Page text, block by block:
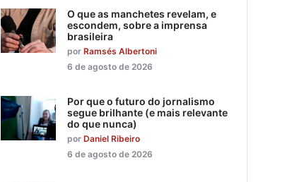
O que as manchetes revelam, e
escondem, sobre a imprensa
brasileira
por Ramsés Albertoni
6 de agosto de 2026
Por que o futuro do jornalismo
segue brilhante (e mais relevante
do que nunca)
por Daniel Ribeiro
6 de agosto de 2026